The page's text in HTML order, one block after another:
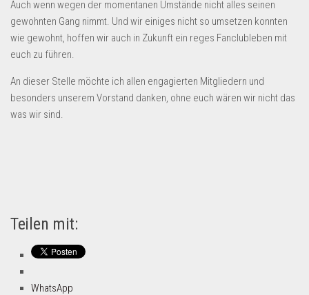
Auch wenn wegen der momentanen Umstände nicht alles seinen
gewohnten Gang nimmt. Und wir einiges nicht so umsetzen konnten
wie gewohnt, hoffen wir auch in Zukunft ein reges Fanclubleben mit
euch zu führen.
An dieser Stelle möchte ich allen engagierten Mitgliedern und
besonders unserem Vorstand danken, ohne euch wären wir nicht das
was wir sind.
Teilen mit:
WhatsApp